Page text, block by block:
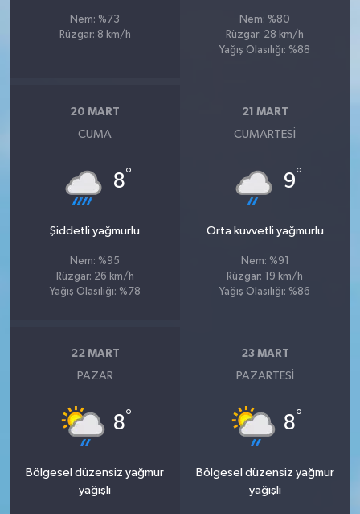
Nem: %73
Rüzgar: 8 km/h
Nem: %80
Rüzgar: 28 km/h
Yağış Olasılığı: %88
20 MART
CUMA
8°
Şiddetli yağmurlu
Nem: %95
Rüzgar: 26 km/h
Yağış Olasılığı: %78
21 MART
CUMARTESI
9°
Orta kuvvetli yağmurlu
Nem: %91
Rüzgar: 19 km/h
Yağış Olasılığı: %86
22 MART
PAZAR
8°
Bölgesel düzensiz yağmur
yağışlı
23 MART
PAZARTESI
8°
Bölgesel düzensiz yağmur
yağışlı